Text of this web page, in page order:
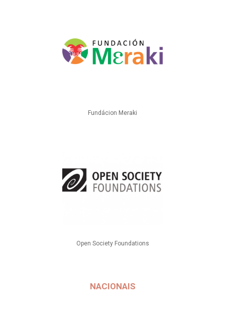
Fundácion Meraki
Open Society Foundations
NACIONAIS